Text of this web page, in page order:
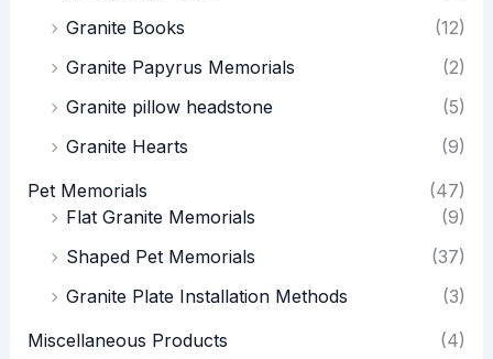
Granite Books
(12)
Granite Papyrus Memorials
(2)
Granite pillow headstone
(5)
Granite Hearts
(9)
Pet Memorials
(47)
Flat Granite Memorials
(9)
Shaped Pet Memorials
(37)
Granite Plate Installation Methods
(3)
Miscellaneous Products
(4)